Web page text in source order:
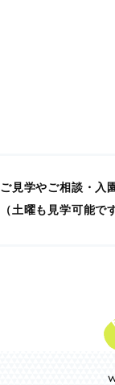
ご見学やご相談・入
（土曜も見学可能で